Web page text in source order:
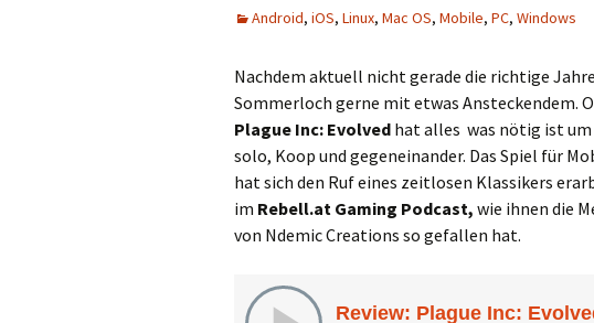
Android, iOS, Linux, Mac OS, Mobile, PC, Windows
Nachdem aktuell nicht gerade die richtige
Sommerloch gerne mit etwas Ansteckendem.
Plague Inc: Evolved hat alles was nötig ist um
solo, Koop und gegeneinander. Das Spiel für
hat sich den Ruf eines zeitlosen Klassikers
im Rebell.at Gaming Podcast, wie ihnen die
von Ndemic Creations so gefallen hat.